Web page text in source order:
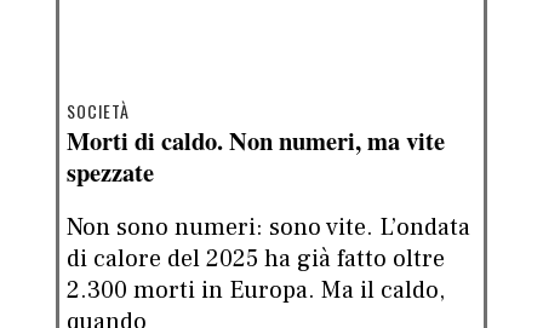
SOCIETÀ
Morti di caldo. Non numeri, ma vite
spezzate
Non sono numeri: sono vite. L’ondata
di calore del 2025 ha già fatto oltre
2.300 morti in Europa. Ma il caldo,